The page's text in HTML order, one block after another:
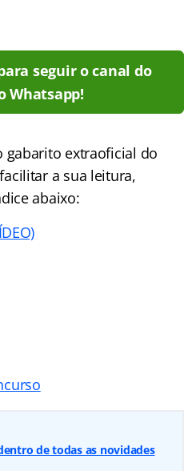
seguir o canal do
Whatsapp!
gabarito extraoficial do
a sua leitura,
abaixo:
de todas as novidades